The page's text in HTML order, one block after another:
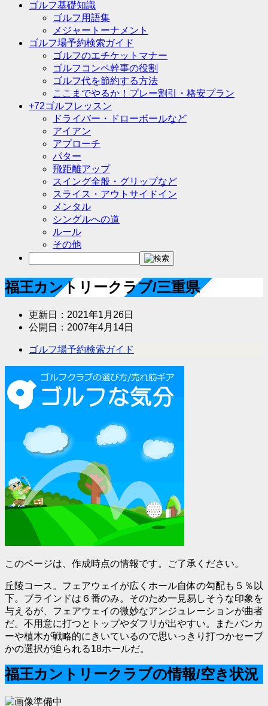
ゴルフ基礎知識
ゴルフ用語集
メジャートーナメント
ゴルフ場予約検索ガイド
ゴルフのエチケットマナー
ゴルフコンペ幹事の役割
ゴルフ代を節約する方法
ここまでやるか！プレー割引・格安プラン
+72ゴルフレッスン
ドライバー・ドローボールなど
アイアン
アプローチ
パター
飛距離アップ
スイング全般・グリップなど
スライス・アウトサイドイン
メンタル
シングルへの道
ルール
その他
福王カントリークラブ/三重県
更新日： 2021年1月26日
公開日： 2007年4月14日
ゴルフ場予約検索ガイド
このページは、作成時点の情報です。ご了承ください。
丘陵コース。フェアウェイが広くホール自体の勾配も５％以
下。ブラインドは６番のみ。そのため一見易しそうな印象を
与えるが、フェアウェイの微妙なアンジュレーションが曲者
だ。不用意に打つとトップやダフリが出やすい。またバンカ
ーや植木が戦略的にきいているので思いっきり打つかセーブ
かの選択が迫られる18ホールだ。
福王カントリークラブの情報/空き状況